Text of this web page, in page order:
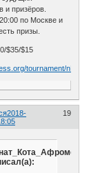
и призёров.
по Москве и
призы.
$35/$15
tournament/nKx35on5
19
2018-